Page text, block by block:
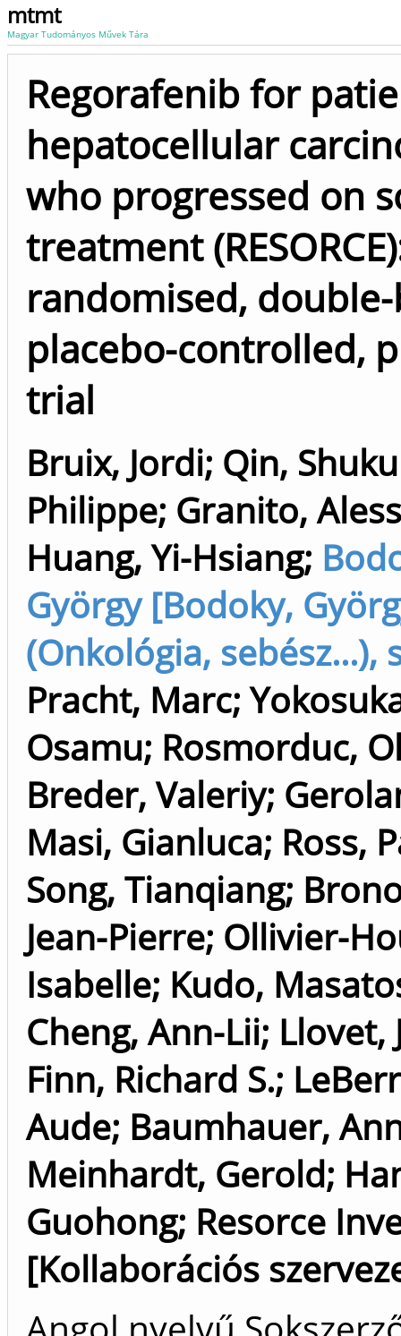
mtmt
Magyar Tudományos Művek Tára
Regorafenib for
hepatocellular
who progressed on
treatment
randomised,
placebo-controlled,
trial
Bruix, Jordi; Qin,
Philippe; Granito,
Huang, Yi-Hsiang;
György [Bodoky,
(Onkológia, sebész...),
Pracht, Marc;
Osamu; Rosmorduc,
Breder, Valeriy;
Masi, Gianluca; Ross,
Song, Tianqiang;
Jean-Pierre; Ollivier-
Isabelle; Kudo,
Cheng, Ann-Lii; Llovet,
Finn, Richard S.;
Aude; Baumhauer,
Meinhardt, Gerold;
Guohong; Resorce
[Kollaborációs